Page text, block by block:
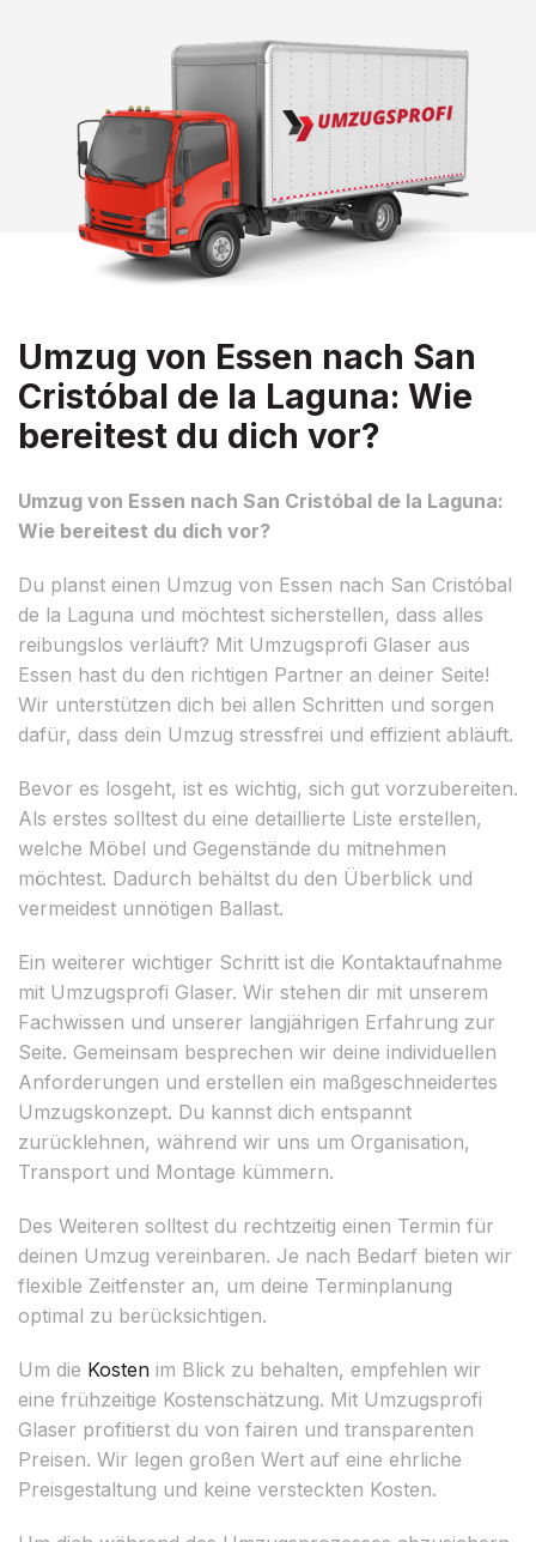
Umzug von Essen nach San
Cristóbal de la Laguna: Wie
bereitest du dich vor?
Umzug von Essen nach San Cristóbal de la Laguna:
Wie bereitest du dich vor?
Du planst einen Umzug von Essen nach San Cristóbal
de la Laguna und möchtest sicherstellen, dass alles
reibungslos verläuft? Mit Umzugsprofi Glaser aus
Essen hast du den richtigen Partner an deiner Seite!
Wir unterstützen dich bei allen Schritten und sorgen
dafür, dass dein Umzug stressfrei und effizient abläuft.
Bevor es losgeht, ist es wichtig, sich gut vorzubereiten.
Als erstes solltest du eine detaillierte Liste erstellen,
welche Möbel und Gegenstände du mitnehmen
möchtest. Dadurch behältst du den Überblick und
vermeidest unnötigen Ballast.
Ein weiterer wichtiger Schritt ist die Kontaktaufnahme
mit Umzugsprofi Glaser. Wir stehen dir mit unserem
Fachwissen und unserer langjährigen Erfahrung zur
Seite. Gemeinsam besprechen wir deine individuellen
Anforderungen und erstellen ein maßgeschneidertes
Umzugskonzept. Du kannst dich entspannt
zurücklehnen, während wir uns um Organisation,
Transport und Montage kümmern.
Des Weiteren solltest du rechtzeitig einen Termin für
deinen Umzug vereinbaren. Je nach Bedarf bieten wir
flexible Zeitfenster an, um deine Terminplanung
optimal zu berücksichtigen.
Um die Kosten im Blick zu behalten, empfehlen wir
eine frühzeitige Kostenschätzung. Mit Umzugsprofi
Glaser profitierst du von fairen und transparenten
Preisen. Wir legen großen Wert auf eine ehrliche
Preisgestaltung und keine versteckten Kosten.